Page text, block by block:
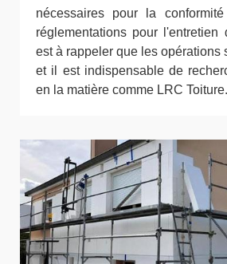
nécessaires pour la
réglementations pour l'entretien
est à rappeler que les opérations
et il est indispensable de
en la matière comme LRC Toiture.